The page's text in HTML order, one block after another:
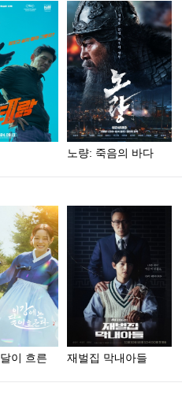
노량: 죽음의 바다
이 흐른
재벌집 막내아들